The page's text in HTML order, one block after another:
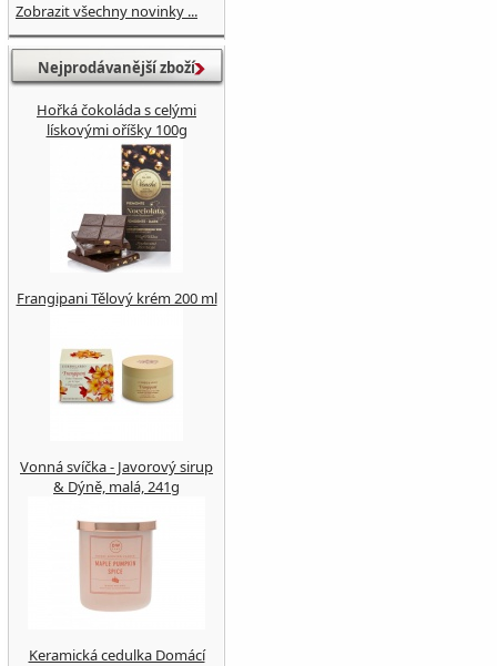
Zobrazit všechny novinky ...
Nejprodávanější zboží
Hořká čokoláda s celými
lískovými oříšky 100g
Frangipani Tělový krém 200 ml
Vonná svíčka - Javorový sirup
& Dýně, malá, 241g
Keramická cedulka Domácí